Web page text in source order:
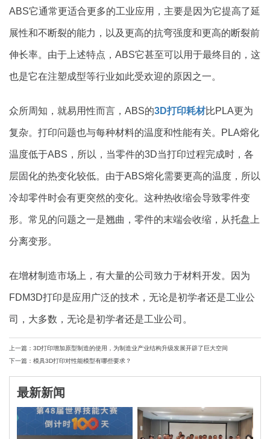
ABS它通常更适合更多的工业应用，主要是因为它提高了延
展性和不断裂的能力，以及更高的抗弯强度和更高的断裂前
伸长率。由于上述特点，ABS它甚至可以用于最终目的，这
也是它在注塑成型等行业如此受欢迎的原因之一。
众所周知，就易用性而言，ABS的3D打印耗材比PLA更为
复杂。打印问题也与每种材料的温度和性能有关。PLA熔化
温度低于ABS，所以，当零件的3D当打印过程完成时，各
层固化的热变化较低。由于ABS熔化需要更高的温度，所以
冷却零件时会有更突然的变化。这种热收缩会导致零件变
形。常见的问题之一是翘曲，零件的末端会收缩，从托盘上
分离变形。
在增材制造市场上，有大量的公司致力于材料开发。因为
FDM3D打印是应用广泛的技术，无论是初学者还是工业公
司，大多数，无论是初学者还是工业公司。
上一篇：3D打印增加原型制造的使用，为制造业产业结构升级发展开辟了巨大空间
下一篇：模具3D打印对性能模型有哪些要求？
最新新闻